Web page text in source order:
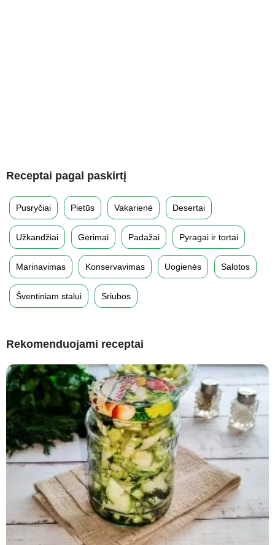
Receptai pagal paskirtį
Pusryčiai Pietūs Vakarienė Desertai
Užkandžiai Gėrimai Padažai Pyragai ir tortai
Marinavimas Konservavimas Uogienės Salotos
Šventiniam stalui Sriubos
Rekomenduojami receptai